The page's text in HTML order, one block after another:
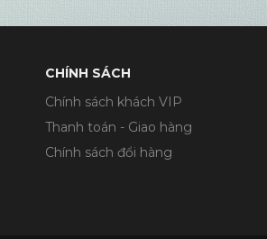
CHÍNH SÁCH
Chính sách khách VIP
Thanh toán - Giao hàng
Chính sách đổi hàng